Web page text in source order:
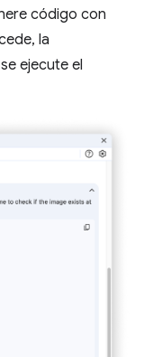
código con
la
ejecute el